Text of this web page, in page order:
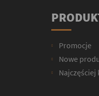
Promocje
Nowe